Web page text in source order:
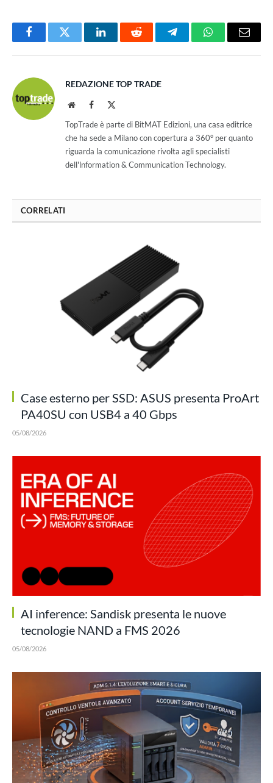
FacebookTwitter LinkedInReddit TelegramWhatsAppEmail
REDAZIONE TOP TRADE
WebsiteFacebook
TopTrade è parte di BitMAT Edizioni, una casa editrice
che ha sede a Milano con copertura a 360° per quanto
riguarda la comunicazione rivolta agli specialisti
dell'lnformation & Communication Technology.
CORRELATI
Case esterno per SSD: ASUS presenta ProArt
PA40SU con USB4 a 40 Gbps
05/08/2026
AI inference: Sandisk presenta le nuove
tecnologie NAND a FMS 2026
05/08/2026